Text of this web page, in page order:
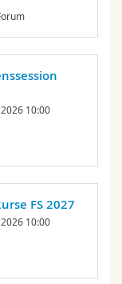
10:00
FS 2027
10:00